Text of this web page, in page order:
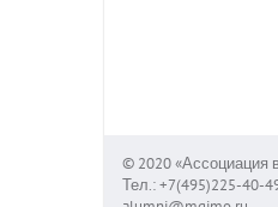
© 2020
Тел.: +7(495)225-40-